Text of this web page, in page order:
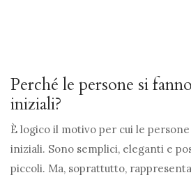
Perché le persone si
iniziali?
È logico il motivo per cui le
iniziali. Sono semplici, eleganti e
piccoli. Ma, soprattutto,